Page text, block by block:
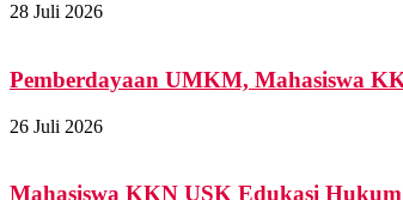
28 Juli 2026
Pemberdayaan UMKM, Mahasiswa
26 Juli 2026
Mahasiswa KKN USK Edukasi